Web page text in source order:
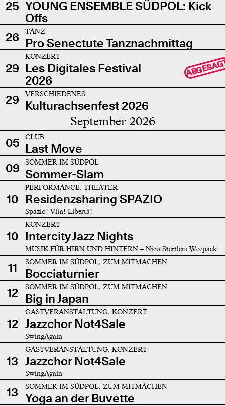
25 YOUNG ENSEMBLE SÜDPOL: Kick
Offs
26
TANZ
Pro Senectute Tanznachmittag
29
KONZERT
Les Digitales Festival
2026
29 VERSCHIEDENES
Kulturachsenfest 2026
September 2026
05 CLUB
Last Move
09
SOMMER IM SÜDPOL
Sommer-Slam
10
PERFORMANCE, THEATER
Residenzsharing SPAZIO
Spazio! Vita! Libertà!
10
KONZERT
Intercity Jazz Nights
MUSIK FÜR HIRN UND HINTERN – Nico Stettlers Weepack
11 SOMMER IM SÜDPOL, ZUM MITMACHEN
Bocciaturnier
12
SOMMER IM SÜDPOL, ZUM MITMACHEN
Big in Japan
12
GASTVERANSTALTUNG, KONZERT
Jazzchor Not4Sale
SwingAgain
13
GASTVERANSTALTUNG, KONZERT
Jazzchor Not4Sale
SwingAgain
13 SOMMER IM SÜDPOL, ZUM MITMACHEN
Yoga an der Buvette